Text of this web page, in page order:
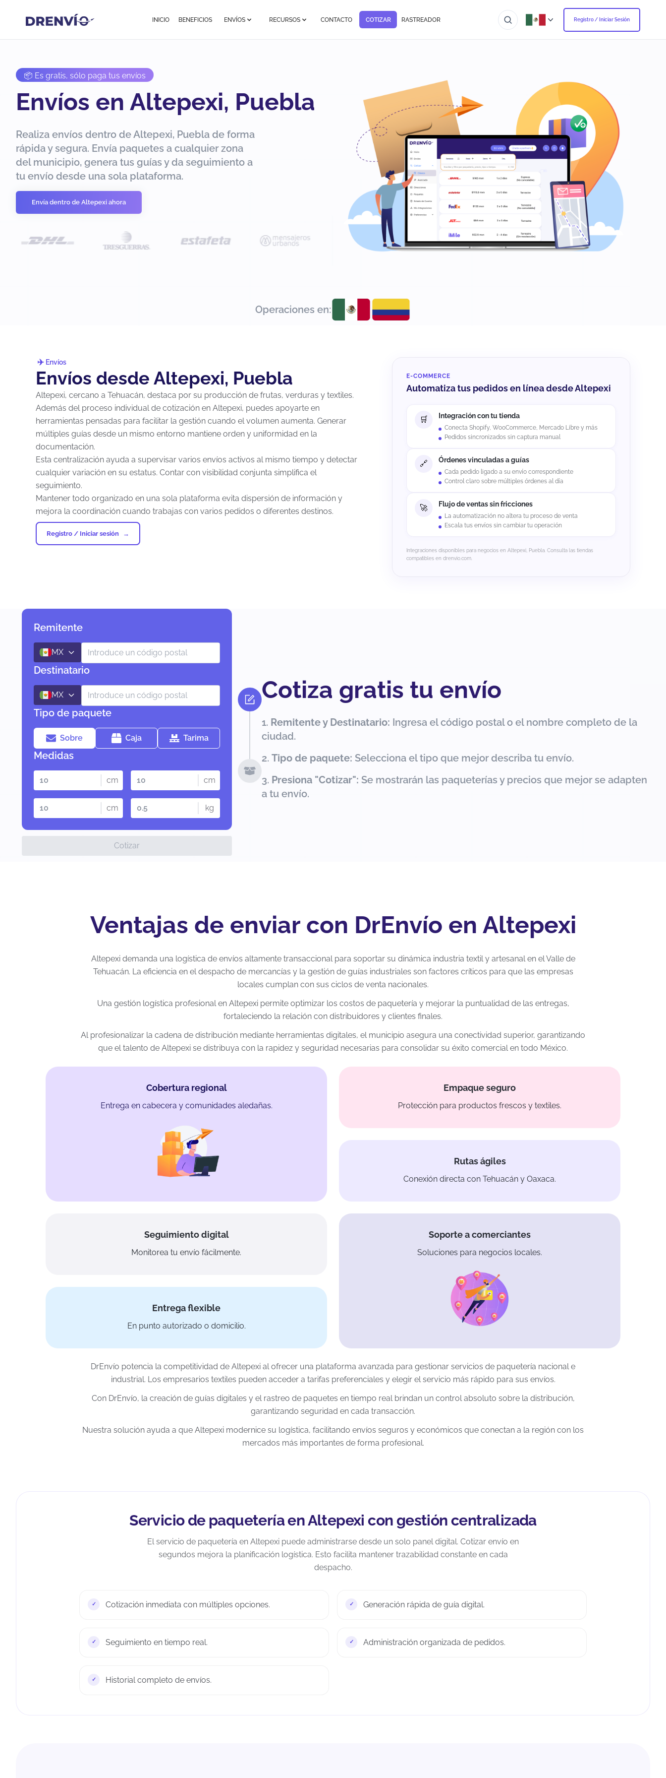
INICIO BENEFICIOS ENVÍOS RECURSOS CONTACTO COTIZAR RASTREADOR Registro / Iniciar Sesión
📦 Es gratis, sólo paga tus envíos
Envíos en Altepexi, Puebla
Realiza envíos dentro de Altepexi, Puebla de forma
rápida y segura. Envía paquetes a cualquier zona
del municipio, genera tus guías y da seguimiento a
tu envío desde una sola plataforma.
Envía dentro de Altepexi ahora
Operaciones en:
Envíos
Envíos desde Altepexi, Puebla
Altepexi, cercano a Tehuacán, destaca por su producción de frutas, verduras y textiles.
Además del proceso individual de cotización en Altepexi, puedes apoyarte en
herramientas pensadas para facilitar la gestión cuando el volumen aumenta. Generar
múltiples guías desde un mismo entorno mantiene orden y uniformidad en la
documentación.
Esta centralización ayuda a supervisar varios envíos activos al mismo tiempo y detectar
cualquier variación en su estatus. Contar con visibilidad conjunta simplifica el
seguimiento.
Mantener todo organizado en una sola plataforma evita dispersión de información y
mejora la coordinación cuando trabajas con varios pedidos o diferentes destinos.
Registro / Iniciar sesión
E-COMMERCE
Automatiza tus pedidos en línea desde Altepexi
Integración con tu tienda
Conecta Shopify, WooCommerce, Mercado Libre y más
Pedidos sincronizados sin captura manual
Órdenes vinculadas a guías
Cada pedido ligado a su envío correspondiente
Control claro sobre múltiples órdenes al día
Flujo de ventas sin fricciones
La automatización no altera tu proceso de venta
Escala tus envíos sin cambiar tu operación
Integraciones disponibles para negocios en Altepexi, Puebla. Consulta las tiendas
compatibles en drenvio.com.
Remitente
MX
Destinatario
MX
Tipo de paquete
Sobre Caja Tarima
Medidas
cm cm
cm kg
Cotizar
Cotiza gratis tu envío
Remitente y Destinatario: Ingresa el código postal o el nombre completo de la
ciudad.
Tipo de paquete: Selecciona el tipo que mejor describa tu envío.
Presiona "Cotizar": Se mostrarán las paqueterías y precios que mejor se adapten
a tu envío.
Ventajas de enviar con DrEnvío en Altepexi
Altepexi demanda una logística de envíos altamente transaccional para soportar su dinámica industria textil y artesanal en el Valle de
Tehuacán. La eficiencia en el despacho de mercancías y la gestión de guías industriales son factores críticos para que las empresas
locales cumplan con sus ciclos de venta nacionales.
Una gestión logística profesional en Altepexi permite optimizar los costos de paquetería y mejorar la puntualidad de las entregas,
fortaleciendo la relación con distribuidores y clientes finales.
Al profesionalizar la cadena de distribución mediante herramientas digitales, el municipio asegura una conectividad superior, garantizando
que el talento de Altepexi se distribuya con la rapidez y seguridad necesarias para consolidar su éxito comercial en todo México.
Cobertura regional
Entrega en cabecera y comunidades aledañas.
Empaque seguro
Protección para productos frescos y textiles.
Rutas ágiles
Conexión directa con Tehuacán y Oaxaca.
Seguimiento digital
Monitorea tu envío fácilmente.
Soporte a comerciantes
Soluciones para negocios locales.
Entrega flexible
En punto autorizado o domicilio.
DrEnvío potencia la competitividad de Altepexi al ofrecer una plataforma avanzada para gestionar servicios de paquetería nacional e
industrial. Los empresarios textiles pueden acceder a tarifas preferenciales y elegir el servicio más rápido para sus envíos.
Con DrEnvío, la creación de guías digitales y el rastreo de paquetes en tiempo real brindan un control absoluto sobre la distribución,
garantizando seguridad en cada transacción.
Nuestra solución ayuda a que Altepexi modernice su logística, facilitando envíos seguros y económicos que conectan a la región con los
mercados más importantes de forma profesional.
Servicio de paquetería en Altepexi con gestión centralizada
El servicio de paquetería en Altepexi puede administrarse desde un solo panel digital. Cotizar envío en
segundos mejora la planificación logística. Esto facilita mantener trazabilidad constante en cada
despacho.
Cotización inmediata con múltiples opciones. Generación rápida de guía digital.
Seguimiento en tiempo real. Administración organizada de pedidos.
Historial completo de envíos.